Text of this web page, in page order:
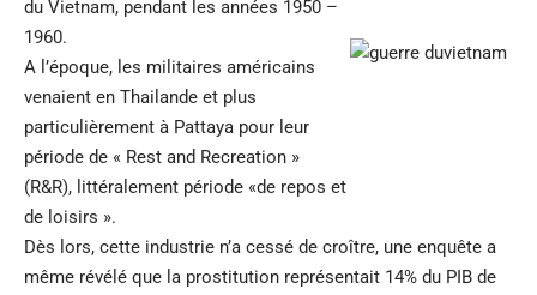
du Vietnam, pendant les années 1950 –
1960.
A l’époque, les militaires américains
venaient en Thailande et plus
particulièrement à Pattaya pour leur
période de « Rest and Recreation »
(R&R), littéralement période «de repos et
de loisirs ».
Dès lors, cette industrie n’a cessé de croître, une enquête a
même révélé que la prostitution représentait 14% du PIB de